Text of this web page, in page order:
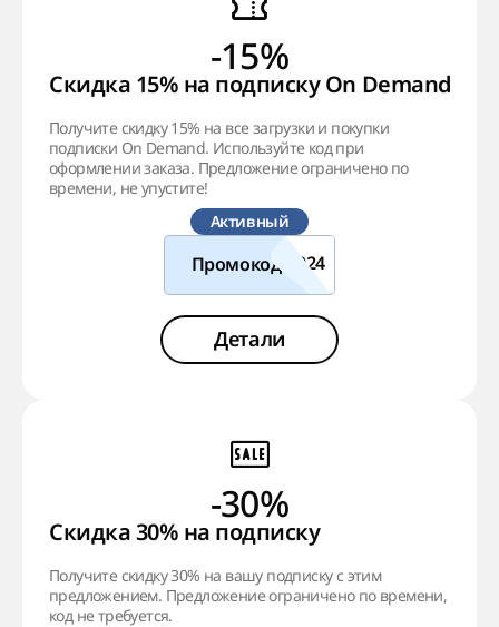
-15%
Скидка 15% на подписку On Demand!
Получите скидку 15% на все загрузки и покупки
подписки On Demand. Используйте код при
оформлении заказа. Предложение ограничено по
времени, не упустите!
Активный
Промокод
Детали
-30%
Скидка 30% на подписку
Получите скидку 30% на вашу подписку с этим
предложением. Предложение ограничено по времени,
код не требуется.